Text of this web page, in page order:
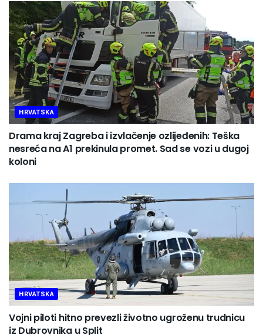
HRVATSKA
Drama kraj Zagreba i izvlačenje ozlijeđenih: Teška
nesreća na A1 prekinula promet. Sad se vozi u dugoj
koloni
HRVATSKA
Vojni piloti hitno prevezli životno ugroženu trudnicu
iz Dubrovnika u Split